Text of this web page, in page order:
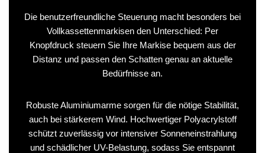
Die benutzerfreundliche Steuerung macht besonders bei
Vollkassettenmarkisen den Unterschied: Per
Knopfdruck steuern Sie Ihre Markise bequem aus der
Distanz und passen den Schatten genau an aktuelle
Bedürfnisse an.
Robuste Aluminiumarme sorgen für die nötige Stabilität,
auch bei stärkerem Wind. Hochwertiger Polyacrylstoff
schützt zuverlässig vor intensiver Sonneneinstrahlung
und schädlicher UV-Belastung, sodass Sie entspannt